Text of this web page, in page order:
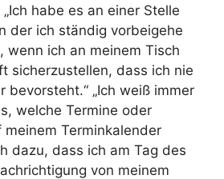
habe es an einer Stelle
der ich ständig vorbeigehe
wenn ich an meinem Tisch
sicherzustellen, dass ich nie
bevorsteht.“ „Ich weiß immer
welche Termine oder
meinem Terminkalender
dazu, dass ich am Tag des
von meinem